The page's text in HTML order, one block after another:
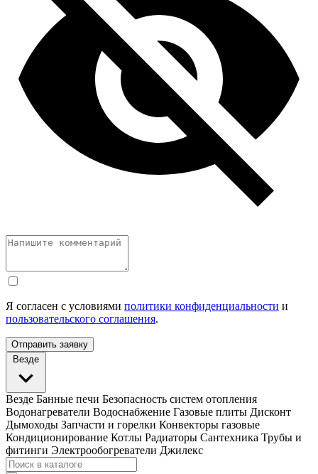
Я согласен с условиями политики конфиденциальности и
пользовательского соглашения.
Отправить заявку
Везде
Везде Банные печи Безопасность систем отопления
Водонагреватели Водоснабжение Газовые плиты Дисконт
Дымоходы Запчасти и горелки Конвекторы газовые
Кондиционирование Котлы Радиаторы Сантехника Трубы и
фитинги Электрообогреватели Джилекс